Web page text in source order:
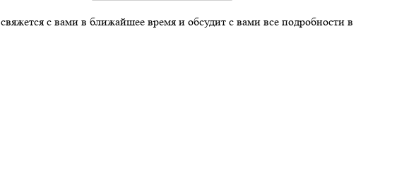
с вами в ближайшее время и обсудит с вами все подробности в